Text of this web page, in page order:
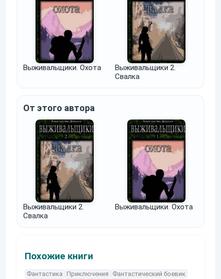
Выживальщики. Охота
Выживальщики 2.
Свалка
От этого автора
Выживальщики 2.
Свалка
Выживальщики. Охота
Похожие книги
Фантастика Приключения Фантастический боевик